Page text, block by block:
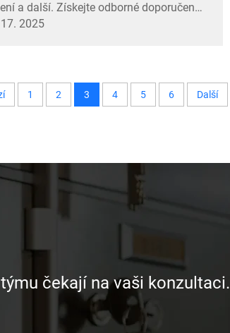
a další. Získejte odborné doporučení
2025
1 2 3 4 5 6 Další
čekají na vaši konzultaci.